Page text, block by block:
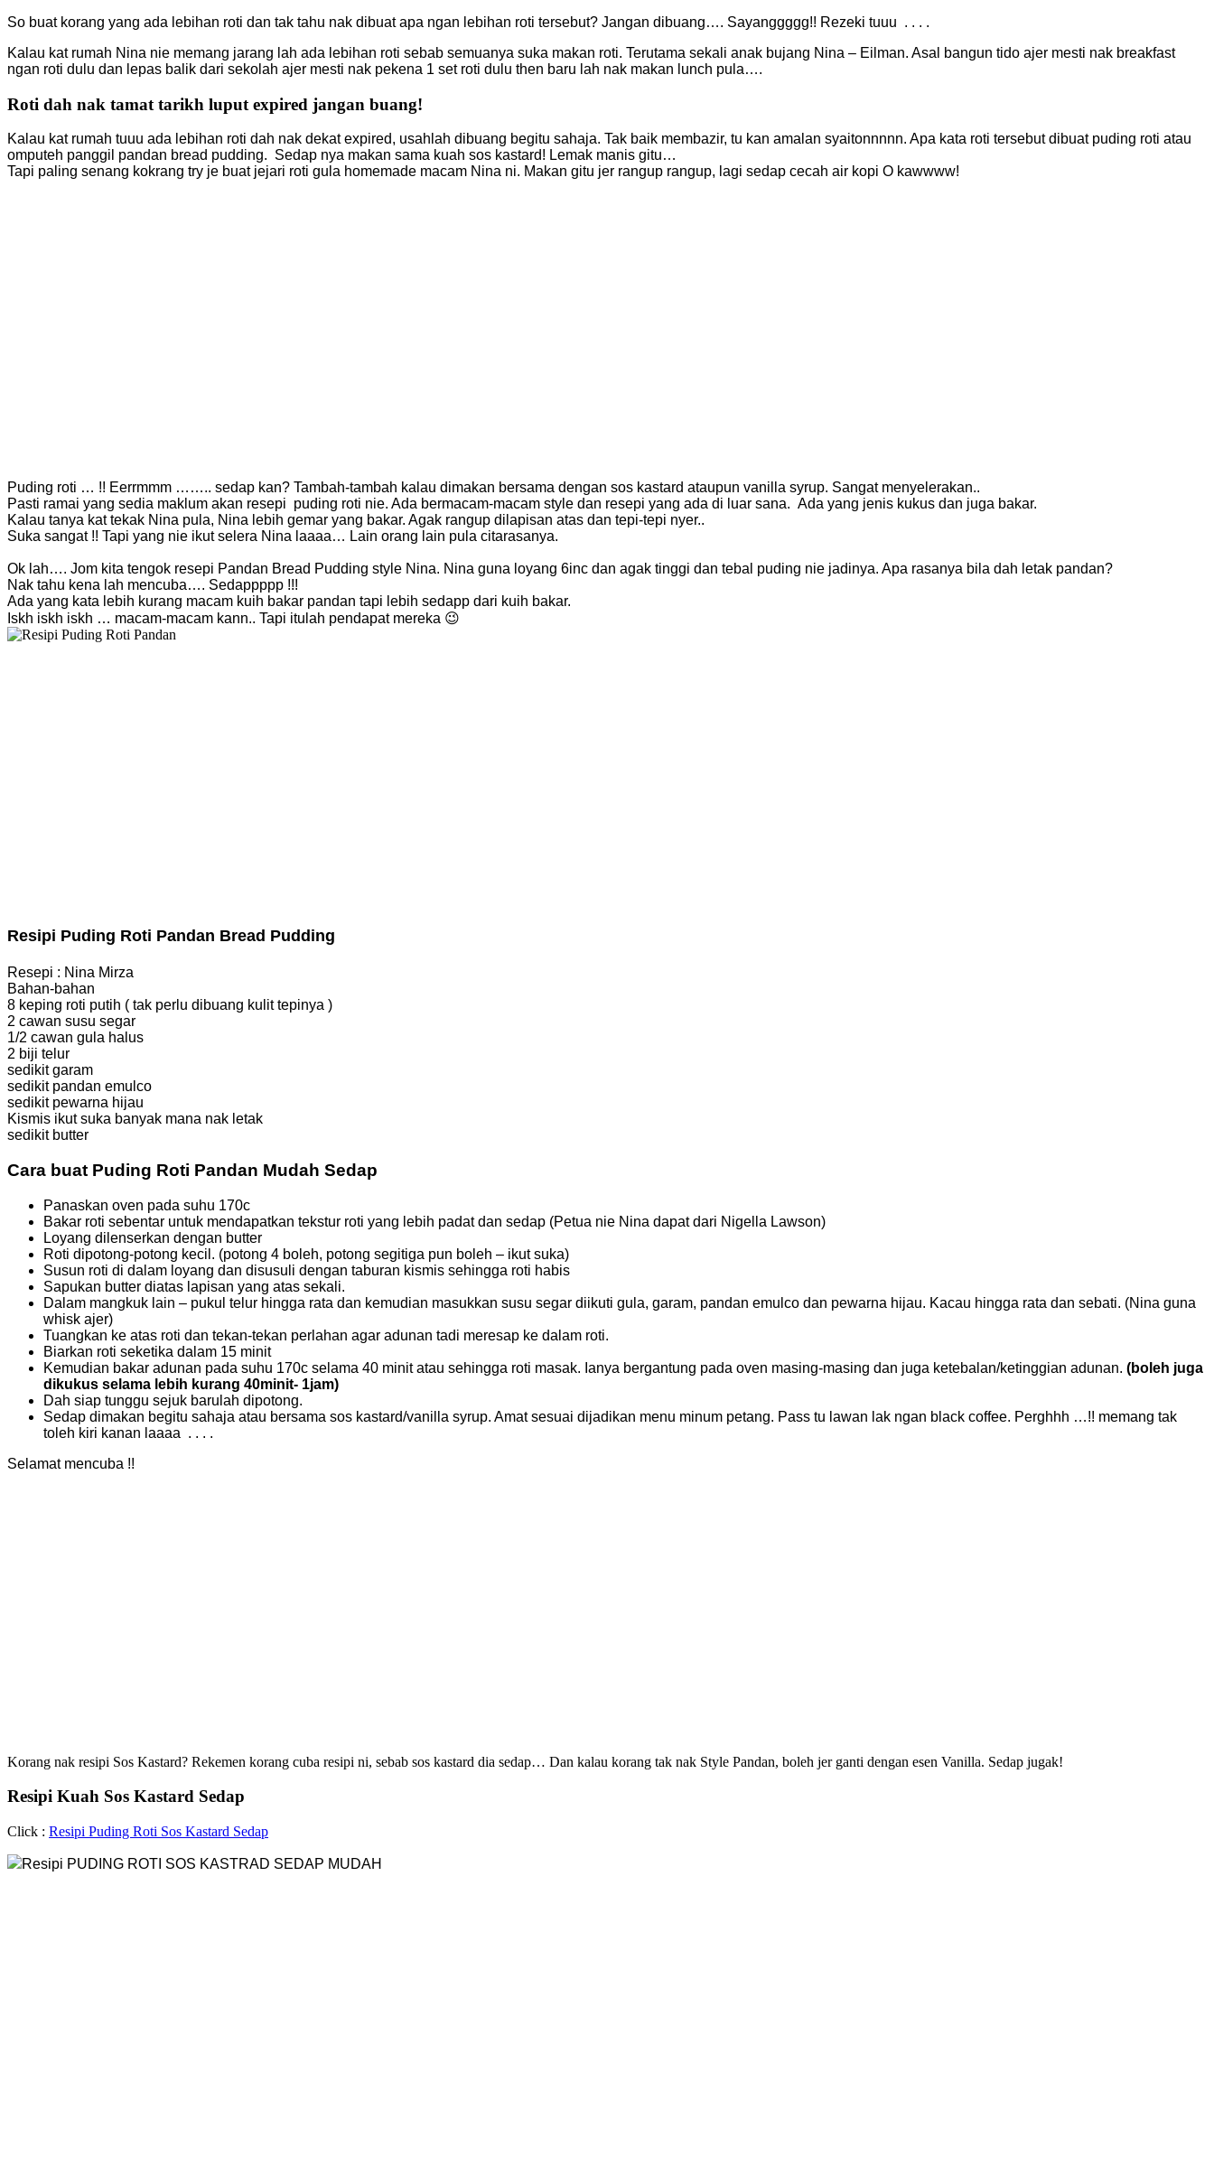
So buat korang yang ada lebihan roti dan tak tahu nak dibuat apa ngan lebihan roti tersebut? Jangan dibuang…. Sayanggggg!! Rezeki tuuu . . . .
Kalau kat rumah Nina nie memang jarang lah ada lebihan roti sebab semuanya suka makan roti. Terutama sekali anak bujang Nina – Eilman. Asal bangun tido ajer mesti nak breakfast
ngan roti dulu dan lepas balik dari sekolah ajer mesti nak pekena 1 set roti dulu then baru lah nak makan lunch pula….
Roti dah nak tamat tarikh luput expired jangan buang!
Kalau kat rumah tuuu ada lebihan roti dah nak dekat expired, usahlah dibuang begitu sahaja. Tak baik membazir, tu kan amalan syaitonnnnn. Apa kata roti tersebut dibuat puding roti atau
omputeh panggil pandan bread pudding. Sedap nya makan sama kuah sos kastard! Lemak manis gitu…
Tapi paling senang kokrang try je buat jejari roti gula homemade macam Nina ni. Makan gitu jer rangup rangup, lagi sedap cecah air kopi O kawwww!
Puding roti … !! Eerrmmm …….. sedap kan? Tambah-tambah kalau dimakan bersama dengan sos kastard ataupun vanilla syrup. Sangat menyelerakan..
Pasti ramai yang sedia maklum akan resepi puding roti nie. Ada bermacam-macam style dan resepi yang ada di luar sana. Ada yang jenis kukus dan juga bakar.
Kalau tanya kat tekak Nina pula, Nina lebih gemar yang bakar. Agak rangup dilapisan atas dan tepi-tepi nyer..
Suka sangat !! Tapi yang nie ikut selera Nina laaaa… Lain orang lain pula citarasanya.
Ok lah…. Jom kita tengok resepi Pandan Bread Pudding style Nina. Nina guna loyang 6inc dan agak tinggi dan tebal puding nie jadinya. Apa rasanya bila dah letak pandan?
Nak tahu kena lah mencuba…. Sedappppp !!!
Ada yang kata lebih kurang macam kuih bakar pandan tapi lebih sedapp dari kuih bakar.
Iskh iskh iskh … macam-macam kann.. Tapi itulah pendapat mereka 😉
Resipi Puding Roti Pandan Bread Pudding
Resepi : Nina Mirza
Bahan-bahan
8 keping roti putih ( tak perlu dibuang kulit tepinya )
2 cawan susu segar
1/2 cawan gula halus
2 biji telur
sedikit garam
sedikit pandan emulco
sedikit pewarna hijau
Kismis ikut suka banyak mana nak letak
sedikit butter
Cara buat Puding Roti Pandan Mudah Sedap
Panaskan oven pada suhu 170c
Bakar roti sebentar untuk mendapatkan tekstur roti yang lebih padat dan sedap (Petua nie Nina dapat dari Nigella Lawson)
Loyang dilenserkan dengan butter
Roti dipotong-potong kecil. (potong 4 boleh, potong segitiga pun boleh – ikut suka)
Susun roti di dalam loyang dan disusuli dengan taburan kismis sehingga roti habis
Sapukan butter diatas lapisan yang atas sekali.
Dalam mangkuk lain – pukul telur hingga rata dan kemudian masukkan susu segar diikuti gula, garam, pandan emulco dan pewarna hijau. Kacau hingga rata dan sebati. (Nina guna
whisk ajer)
Tuangkan ke atas roti dan tekan-tekan perlahan agar adunan tadi meresap ke dalam roti.
Biarkan roti seketika dalam 15 minit
Kemudian bakar adunan pada suhu 170c selama 40 minit atau sehingga roti masak. Ianya bergantung pada oven masing-masing dan juga ketebalan/ketinggian adunan. (boleh juga
dikukus selama lebih kurang 40minit- 1jam)
Dah siap tunggu sejuk barulah dipotong.
Sedap dimakan begitu sahaja atau bersama sos kastard/vanilla syrup. Amat sesuai dijadikan menu minum petang. Pass tu lawan lak ngan black coffee. Perghhh …!! memang tak
toleh kiri kanan laaaa . . . .
Selamat mencuba !!
Korang nak resipi Sos Kastard? Rekemen korang cuba resipi ni, sebab sos kastard dia sedap… Dan kalau korang tak nak Style Pandan, boleh jer ganti dengan esen Vanilla. Sedap jugak!
Resipi Kuah Sos Kastard Sedap
Click : Resipi Puding Roti Sos Kastard Sedap